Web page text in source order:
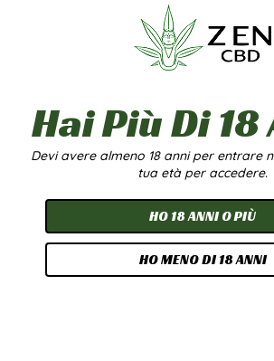
50g 100g 200g 20g
Hai Più Di 18
Devi avere almeno 18 anni per entrare
tua età per accedere.
HO 18 ANNI O PIÙ
HO MENO DI 18 ANNI